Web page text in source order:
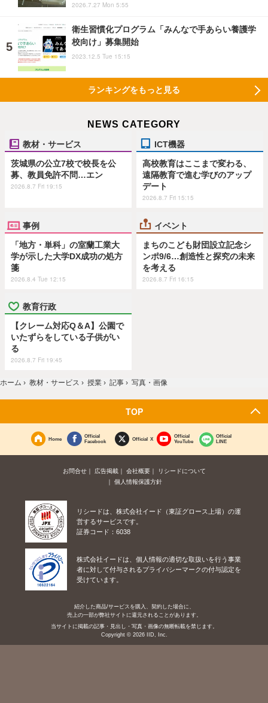
2026.7.27 Mon 5:55
衛生習慣化プログラム「みんなで手あらい養護学
校向け」募集開始
2023.12.5 Tue 15:15
ランキングをもっと見る
NEWS CATEGORY
教材・サービス
茨城県の公立7校で校長を公
募、教員免許不問…エン
2026.8.7 Fri 19:15
ICT機器
高校教育はここまで変わる、
遠隔教育で進む学びのアップ
デート
2026.8.7 Fri 15:15
事例
「地方・単科」の室蘭工業大
学が示した大学DX成功の処方
箋
2026.8.4 Tue 12:15
イベント
まちのこども財団設立記念シ
ンポ9/6…創造性と探究の未来
を考える
2026.8.7 Fri 16:15
教育行政
【クレーム対応Q＆A】公園で
いたずらをしている子供がい
る
2026.8.7 Fri 19:45
ホーム › 教材・サービス › 授業 › 記事 › 写真・画像
TOP
Home
Official
Facebook
Official X
Official
YouTube
Official
LINE
お問合せ 広告掲載 会社概要
リシードについて
個人情報保護方針
リシードは、株式会社イード（東証グロース上場）の運
営するサービスです。
証券コード：6038
株式会社イードは、個人情報の適切な取扱いを行う事業
者に対して付与されるプライバシーマークの付与認定を
受けています。
紹介した商品/サービスを購入、契約した場合に、
売上の一部が弊社サイトに還元されることがあります。
当サイトに掲載の記事・見出し・写真・画像の無断転載を禁じます。
Copyright © 2026 IID, Inc.